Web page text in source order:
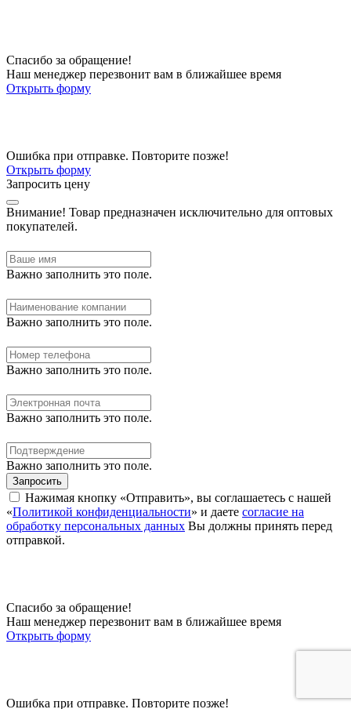
Спасибо за обращение!
Наш менеджер перезвонит вам в ближайшее время
Открыть форму
Ошибка при отправке. Повторите позже!
Открыть форму
Запросить цену
Внимание! Товар предназначен исключительно для оптовых
покупателей.
Важно заполнить это поле.
Важно заполнить это поле.
Важно заполнить это поле.
Важно заполнить это поле.
Важно заполнить это поле.
Запросить
Нажимая кнопку «Отправить», вы соглашаетесь с нашей
«Политикой конфиденциальности» и даете согласие на
обработку персональных данных Вы должны принять перед
отправкой.
Спасибо за обращение!
Наш менеджер перезвонит вам в ближайшее время
Открыть форму
Ошибка при отправке. Повторите позже!